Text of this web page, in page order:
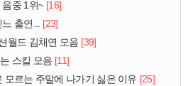
중 1위~ [16]
출연... [23]
월드 김채연 모음 [39]
스킬 모음 [11]
모르는 주말에 나가기 싫은 이유 [25]